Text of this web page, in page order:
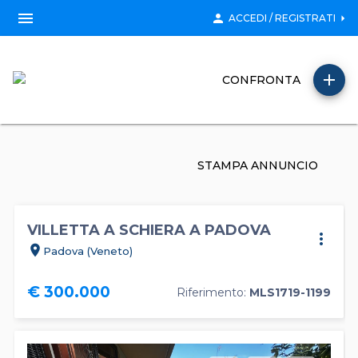
menu person ACCEDI / REGISTRATI arrow_right
CONFRONTA add
STAMPA ANNUNCIO
VILLETTA A SCHIERA A PADOVA
location_on Padova (Veneto)
€ 300.000 Riferimento: MLS1719-1199
more_vert